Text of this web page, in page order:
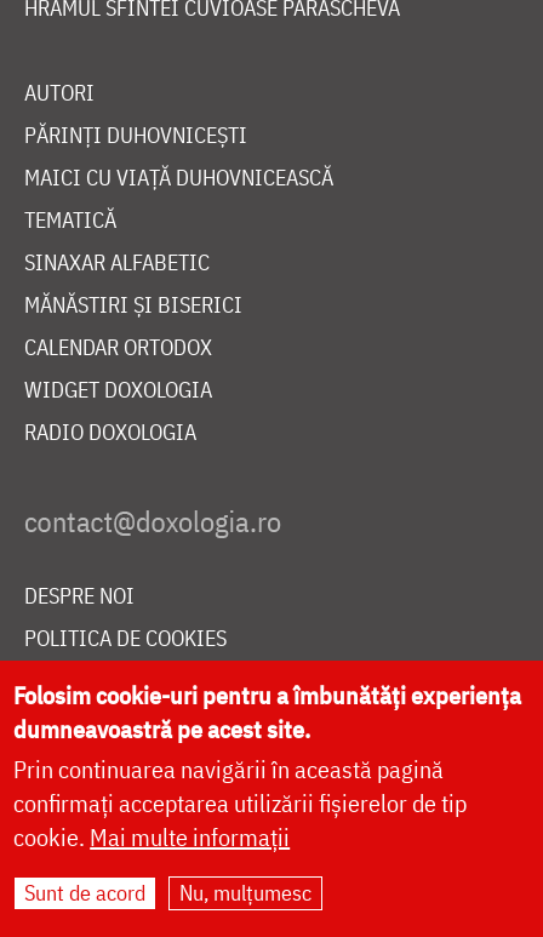
HRAMUL SFINTEI CUVIOASE PARASCHEVA
AUTORI
PĂRINȚI DUHOVNICEȘTI
MAICI CU VIAȚĂ DUHOVNICEASCĂ
TEMATICĂ
SINAXAR ALFABETIC
MĂNĂSTIRI ȘI BISERICI
CALENDAR ORTODOX
WIDGET DOXOLOGIA
RADIO DOXOLOGIA
DESPRE NOI
POLITICA DE COOKIES
DONEAZĂ ONLINE PENTRU CATEDRALA NAȚIONALĂ
LIVE
Site dezvoltat deDOXOLOGIA MEDIA
Arhiepiscopia Iașilor | ©
Folosim cookie-uri pentru a îmbunătăți experiența
dumneavoastră pe acest site.
Prin continuarea navigării în această pagină
confirmați acceptarea utilizării fișierelor de tip
cookie. Mai multe informații
Sunt de acord Nu, mulțumesc